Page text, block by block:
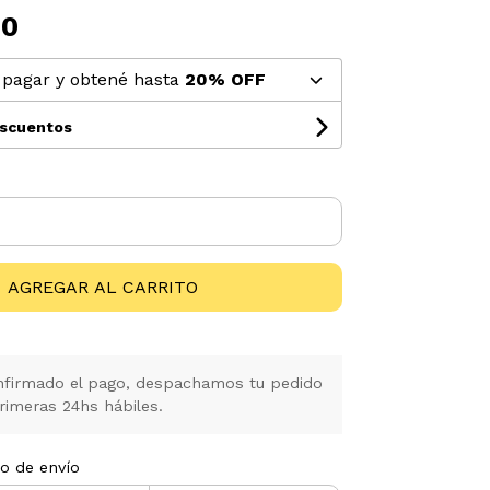
y obtené hasta 20% OFF
AGREGAR AL CARRITO
el pago, despachamos tu pedido
24hs hábiles.
de envío